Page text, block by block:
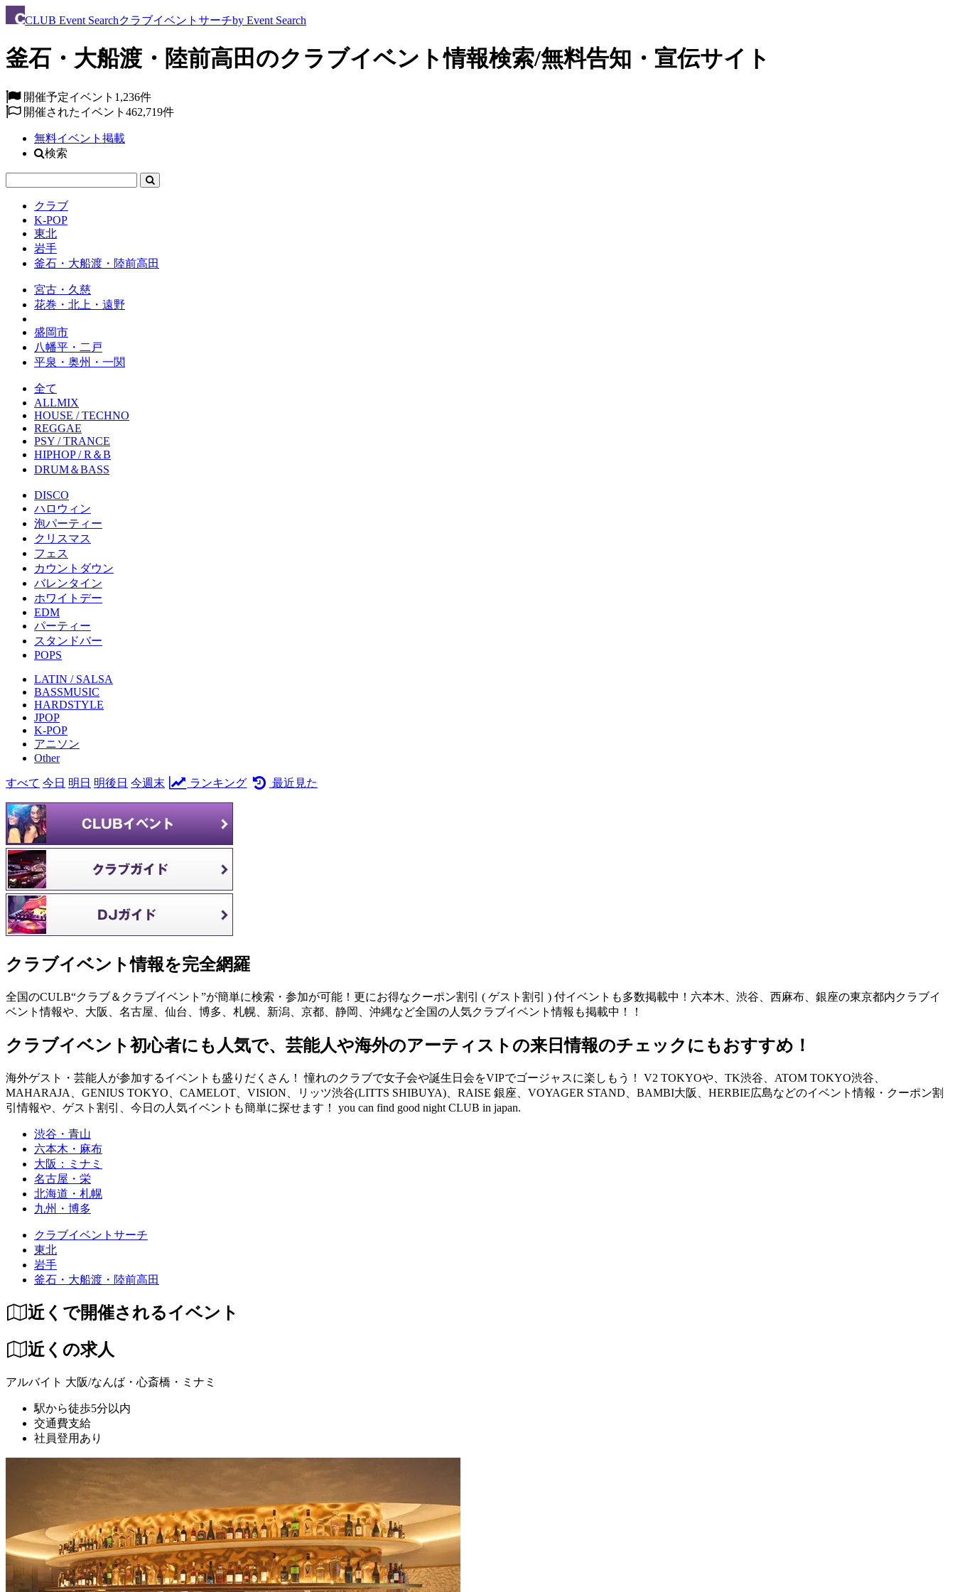
CLUB Event Searchクラブイベントサーチby Event Search
釜石・大船渡・陸前高田のクラブイベント情報検索/無料告知・宣伝サイト
開催予定イベント 1,236件
開催されたイベント 462,719件
無料イベント掲載
検索
クラブ
K-POP
東北
岩手
釜石・大船渡・陸前高田
宮古・久慈
花巻・北上・遠野
盛岡市
八幡平・二戸
平泉・奥州・一関
全て
ALLMIX
HOUSE / TECHNO
REGGAE
PSY / TRANCE
HIPHOP / R＆B
DRUM＆BASS
DISCO
ハロウィン
泡パーティー
クリスマス
フェス
カウントダウン
バレンタイン
ホワイトデー
EDM
パーティー
スタンドバー
POPS
LATIN / SALSA
BASSMUSIC
HARDSTYLE
JPOP
K-POP
アニソン
Other
すべて 今日 明日 明後日 今週末 ランキング 最近見た
クラブイベント情報を完全網羅
全国のCULB“クラブ＆クラブイベント”が簡単に検索・参加が可能！更にお得なクーポン割引 ( ゲスト割引 ) 付イベントも多数掲載中！六本木、渋谷、西麻布、銀座の東京都内クラブイ
ベント情報や、大阪、名古屋、仙台、博多、札幌、新潟、京都、静岡、沖縄など全国の人気クラブイベント情報も掲載中！！
クラブイベント初心者にも人気で、芸能人や海外のアーティストの来日情報のチェックにもおすすめ！
海外ゲスト・芸能人が参加するイベントも盛りだくさん！ 憧れのクラブで女子会や誕生日会をVIPでゴージャスに楽しもう！ V2 TOKYOや、TK渋谷、ATOM TOKYO渋谷、
MAHARAJA、GENIUS TOKYO、CAMELOT、VISION、リッツ渋谷(LITTS SHIBUYA)、RAISE 銀座、VOYAGER STAND、BAMBI大阪、HERBIE広島などのイベント情報・クーポン割
引情報や、ゲスト割引、今日の人気イベントも簡単に探せます！ you can find good night CLUB in japan.
渋谷・青山
六本木・麻布
大阪：ミナミ
名古屋・栄
北海道・札幌
九州・博多
クラブイベントサーチ
東北
岩手
釜石・大船渡・陸前高田
近くで開催されるイベント
近くの求人
アルバイト 大阪/なんば・心斎橋・ミナミ
駅から徒歩5分以内
交通費支給
社員登用あり